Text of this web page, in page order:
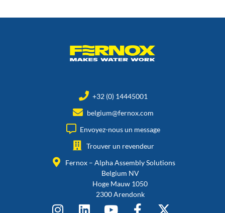
+32 (0) 14445001
belgium@fernox.com
Envoyez-nous un message
Trouver un revendeur
Fernox – Alpha Assembly Solutions
Belgium NV
Hoge Mauw 1050
2300 Arendonk